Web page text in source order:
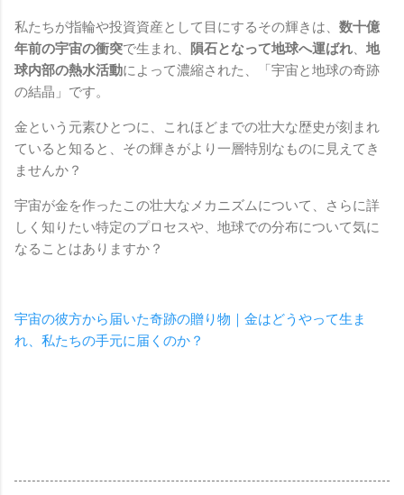
私たちが指輪や投資資産として目にするその輝きは、 数十億
年前の宇宙の衝突で生まれ、 隕石となって地球へ運ばれ、 地
球内部の熱水活動によって濃縮された、「宇宙と地球の奇跡
の結晶」です。
金という元素ひとつに、これほどまでの壮大な歴史が刻まれ
ていると知ると、その輝きがより一層特別なものに見えてき
ませんか？
宇宙が金を作ったこの壮大なメカニズムについて、さらに詳
しく知りたい特定のプロセスや、地球での分布について気に
なることはありますか？
宇宙の彼方から届いた奇跡の贈り物｜金はどうやって生ま
れ、私たちの手元に届くのか？